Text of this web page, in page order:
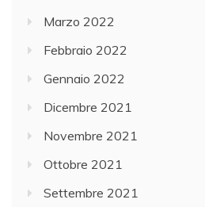
Marzo 2022
Febbraio 2022
Gennaio 2022
Dicembre 2021
Novembre 2021
Ottobre 2021
Settembre 2021